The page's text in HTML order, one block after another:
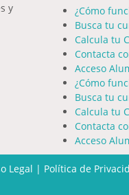
y
¿Cómo
Busca tu
Calcula tu
Contacta
Acceso
¿Cómo
Busca tu
Calcula tu
Contacta
Acceso
Legal | Política de